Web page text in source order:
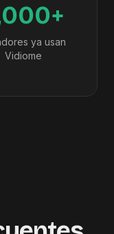
ya usan
Vidiome